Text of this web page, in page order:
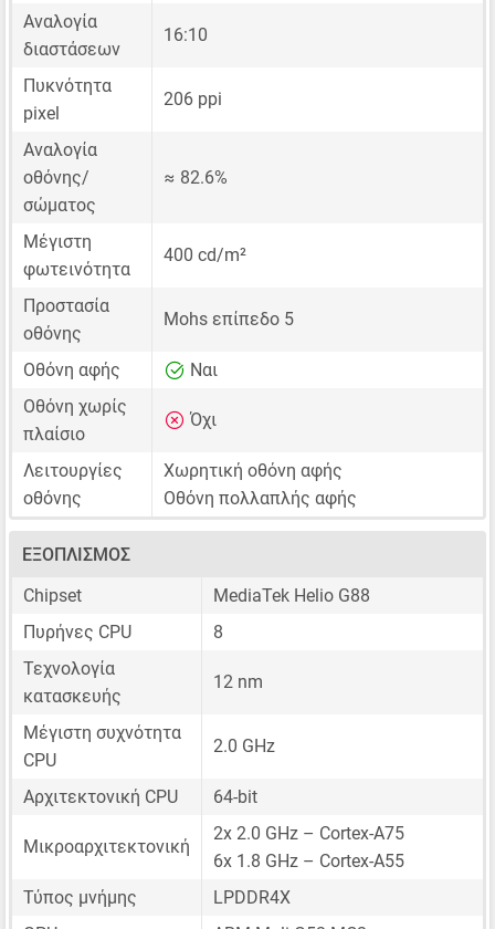
Αναλογία
διαστάσεων
16:10
Πυκνότητα
pixel
206 ppi
Αναλογία
οθόνης/
σώματος
≈ 82.6%
Μέγιστη
φωτεινότητα
400 cd/m²
Προστασία
οθόνης
Mohs επίπεδο 5
Οθόνη αφής
Ναι
Οθόνη χωρίς
πλαίσιο
Όχι
Λειτουργίες
οθόνης
Χωρητική οθόνη αφής
Οθόνη πολλαπλής αφής
ΕΞΟΠΛΙΣΜΌΣ
Chipset
MediaTek Helio G88
Πυρήνες CPU
8
Τεχνολογία
κατασκευής
12 nm
Μέγιστη συχνότητα
CPU
2.0 GHz
Αρχιτεκτονική CPU 64-bit
Μικροαρχιτεκτονική
2x 2.0 GHz – Cortex-A75
6x 1.8 GHz – Cortex-A55
Τύπος μνήμης
LPDDR4X